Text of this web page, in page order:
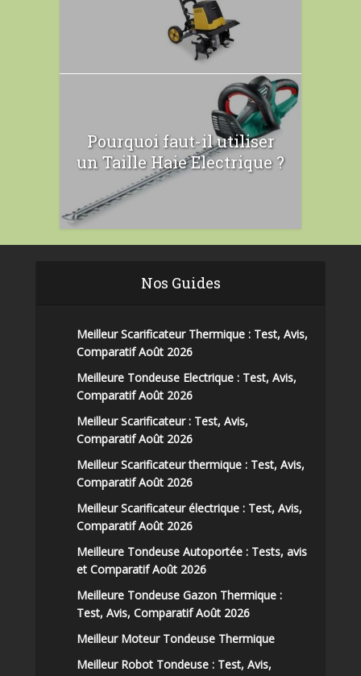
Pourquoi faut-il utiliser
un Taille Haie Electrique ?
Nos Guides
Meilleur Scarificateur Thermique : Test, Avis,
Comparatif Août 2026
Meilleure Tondeuse Electrique : Test, Avis,
Comparatif Août 2026
Meilleur Scarificateur : Test, Avis,
Comparatif Août 2026
Meilleur Scarificateur thermique : Test, Avis,
Comparatif Août 2026
Meilleur Scarificateur électrique : Test, Avis,
Comparatif Août 2026
Meilleure Tondeuse Autoportée : Tests, avis
et Comparatif Août 2026
Meilleure Tondeuse Gazon Thermique :
Test, Avis, Comparatif Août 2026
Meilleur Moteur Tondeuse Thermique
Meilleur Robot Tondeuse : Test, Avis,